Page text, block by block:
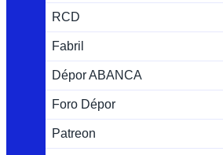
RCD
Fabril
Dépor ABANCA
Foro Dépor
Patreon